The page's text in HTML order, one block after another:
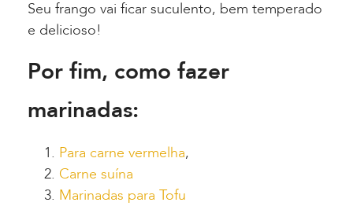
Seu frango vai ficar suculento, bem temperado
e delicioso!
Por fim, como fazer
marinadas:
Para carne vermelha,
Carne suína
Marinadas para Tofu